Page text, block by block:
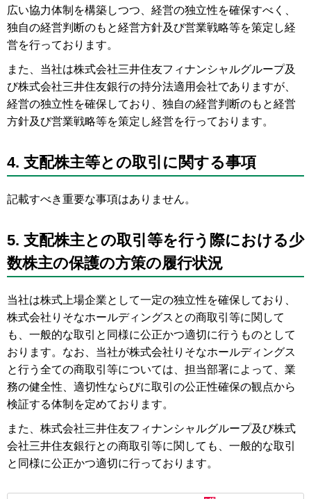
広い協力体制を構築しつつ、経営の独立性を確保すべく、
独自の経営判断のもと経営方針及び営業戦略等を策定し経
営を行っております。
また、当社は株式会社三井住友フィナンシャルグループ及
び株式会社三井住友銀行の持分法適用会社でありますが、
経営の独立性を確保しており、独自の経営判断のもと経営
方針及び営業戦略等を策定し経営を行っております。
4. 支配株主等との取引に関する事項
記載すべき重要な事項はありません。
5. 支配株主との取引等を行う際における少
数株主の保護の方策の履行状況
当社は株式上場企業として一定の独立性を確保しており、
株式会社りそなホールディングスとの商取引等に関して
も、一般的な取引と同様に公正かつ適切に行うものとして
おります。なお、当社が株式会社りそなホールディングス
と行う全ての商取引等については、担当部署によって、業
務の健全性、適切性ならびに取引の公正性確保の観点から
検証する体制を定めております。
また、株式会社三井住友フィナンシャルグループ及び株式
会社三井住友銀行との商取引等に関しても、一般的な取引
と同様に公正かつ適切に行っております。